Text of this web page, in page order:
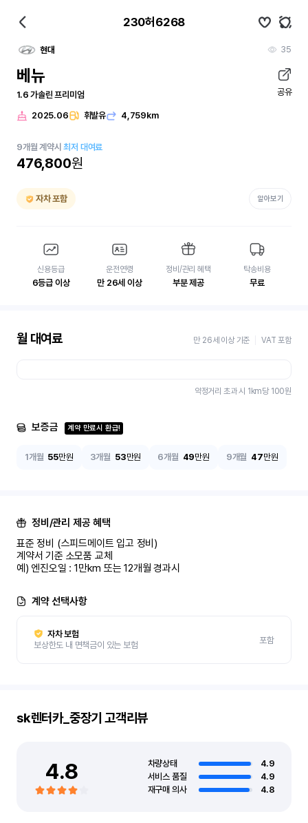
230허6268
현대 35
베뉴
1.6 가솔린 프리미엄 공유
2025.06 휘발유 4,759km
9개월 계약시최저 대여료
476,800원
자차 포함 알아보기
신용등급
6등급 이상
운전연령
만 26세 이상
정비/관리 혜택
부분 제공
탁송비용
무료
월 대여료 만 26세 이상 기준 VAT 포함
약정거리 초과 시 1km당 100원
보증금 계약 만료시 환급!
1개월 55만원 3개월 53만원 6개월 49만원 9개월 47만원
정비/관리 제공 혜택
표준 정비 (스피드메이트 입고 정비)
계약서 기준 소모품 교체
예) 엔진오일 : 1만km 또는 12개월 경과시
계약 선택사항
자차 보험
보상한도 내 면책금이 있는 보험
포함
sk렌터카_중장기 고객리뷰
4.8 차량상태
4.9
서비스 품질
4.9
재구매 의사
4.8